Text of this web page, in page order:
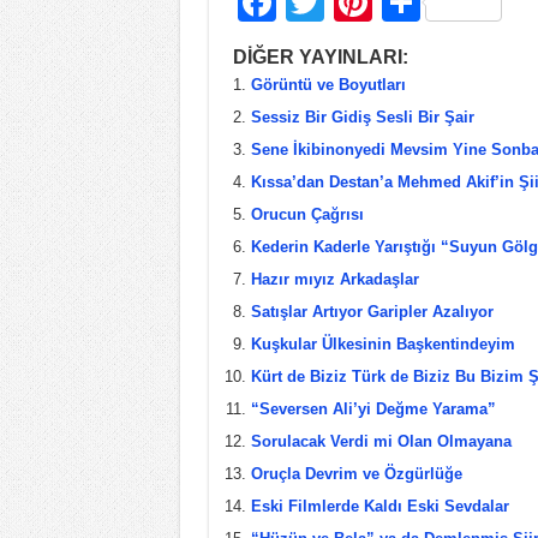
a
c
e
b
o
o
k
wi
tt
er
nt
er
e
st
e
DİĞER YAYINLARI:
Görüntü ve Boyutları
Sessiz Bir Gidiş Sesli Bir Şair
Sene İkibinonyedi Mevsim Yine
Kıssa’dan Destan’a Mehmed Akif’in
Orucun Çağrısı
Kederin Kaderle Yarıştığı “Suyun
Hazır mıyız Arkadaşlar
Satışlar Artıyor Garipler Azalıyor
Kuşkular Ülkesinin Başkentindeyim
Kürt de Biziz Türk de Biziz Bu Bizim
“Seversen Ali’yi Değme Yarama”
Sorulacak Verdi mi Olan Olmayana
Oruçla Devrim ve Özgürlüğe
Eski Filmlerde Kaldı Eski Sevdalar